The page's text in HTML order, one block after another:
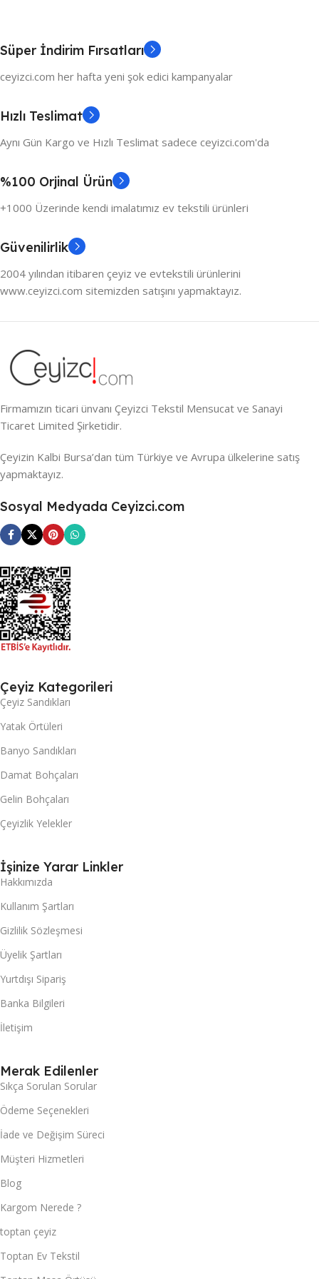
Süper İndirim Fırsatları
ceyizci.com her hafta yeni şok edici kampanyalar
Hızlı Teslimat
Aynı Gün Kargo ve Hızlı Teslimat sadece ceyizci.com'da
%100 Orjinal Ürün
+1000 Üzerinde kendi imalatımız ev tekstili ürünleri
Güvenilirlik
2004 yılından itibaren çeyiz ve evtekstili ürünlerini
www.ceyizci.com sitemizden satışını yapmaktayız.
Firmamızın ticari ünvanı Çeyizci Tekstil Mensucat ve Sanayi
Ticaret Limited Şirketidir.
Çeyizin Kalbi Bursa’dan tüm Türkiye ve Avrupa ülkelerine satış
yapmaktayız.
Sosyal Medyada Ceyizci.com
Çeyiz Kategorileri
Çeyiz Sandıkları
Yatak Örtüleri
Banyo Sandıkları
Damat Bohçaları
Gelin Bohçaları
Çeyizlik Yelekler
İşinize Yarar Linkler
Hakkımızda
Kullanım Şartları
Gizlilik Sözleşmesi
Üyelik Şartları
Yurtdışı Sipariş
Banka Bilgileri
İletişim
Merak Edilenler
Sıkça Sorulan Sorular
Ödeme Seçenekleri
İade ve Değişim Süreci
Müşteri Hizmetleri
Blog
Kargom Nerede ?
toptan çeyiz
Toptan Ev Tekstil